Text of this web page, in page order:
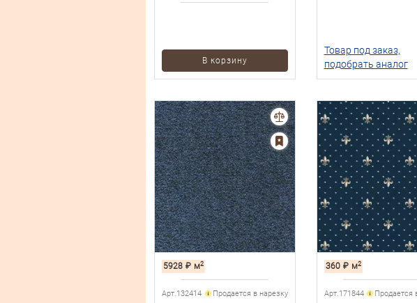
В корзину
Товар под заказ,
подобрать аналог
5928 ₽ м2
Арт.132414 Продается в нарезку
360 ₽ м2
Арт.171844 Продается